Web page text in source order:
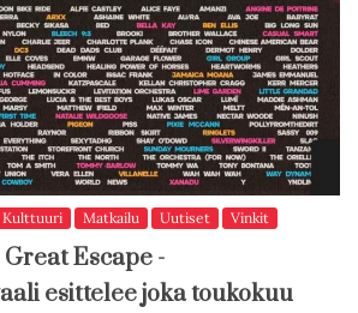
Kulttuuri Matkailu Uutiset Vinkit
Escape -
esittelee joka toukokuu